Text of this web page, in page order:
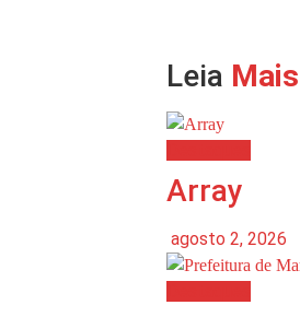
Leia Mais
Array
agosto 2, 2026